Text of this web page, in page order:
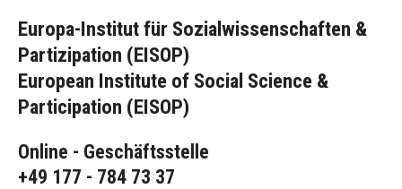
Europa-Institut für Sozialwissenschaften &
Partizipation (EISOP)
European Institute of Social Science &
Participation (EISOP)
Online - Geschäftsstelle
+49 177 - 784 73 37